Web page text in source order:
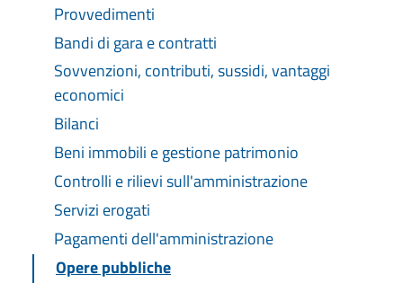
Provvedimenti
Bandi di gara e contratti
Sovvenzioni, contributi, sussidi, vantaggi
economici
Bilanci
Beni immobili e gestione patrimonio
Controlli e rilievi sull'amministrazione
Servizi erogati
Pagamenti dell'amministrazione
Opere pubbliche